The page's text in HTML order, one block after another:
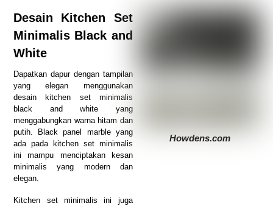
Desain Kitchen Set
Minimalis Black and
White
Dapatkan dapur dengan tampilan
yang elegan menggunakan
desain kitchen set minimalis
black and white yang
menggabungkan warna hitam dan
putih. Black panel marble yang
ada pada kitchen set minimalis
ini mampu menciptakan kesan
minimalis yang modern dan
elegan.
Kitchen set minimalis ini juga
Howdens.com